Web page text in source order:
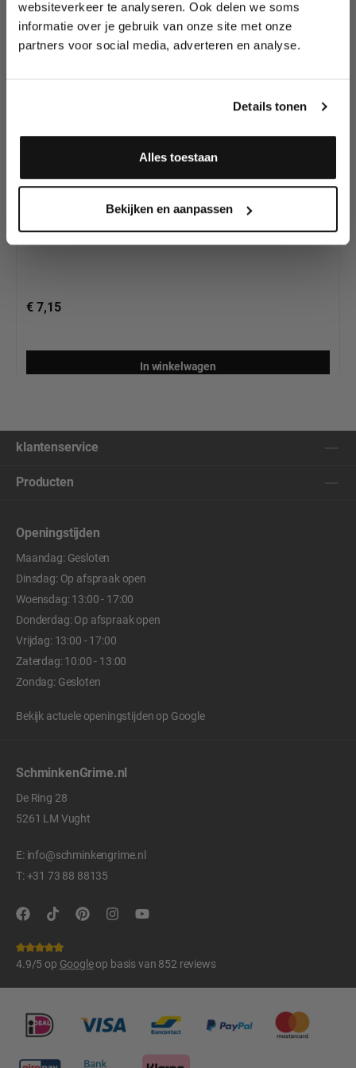
websiteverkeer te analyseren. Ook delen we soms
informatie over je gebruik van onze site met onze
partners voor social media, adverteren en analyse.
Details tonen
Alles toestaan
Bekijken en aanpassen
ontdekt?
Diamond FX Neon Purple (30gr) | Waterschmink
€ 7,15
In winkelwagen
klantenservice
Producten
Openingstijden
Maandag: Gesloten
Dinsdag: Op afspraak open
Woensdag: 13:00 - 17:00
Donderdag: Op afspraak open
Vrijdag: 13:00 - 17:00
Zaterdag: 10:00 - 13:00
Zondag: Gesloten
Bekijk actuele openingstijden op Google
SchminkenGrime.nl
De Ring 28
5261 LM Vught
E: info@schminkengrime.nl
T:+31 73 88 88135
4.9/5 op Googleop basis van 852 reviews
wedstrijden en meer.
Meld je aan en ontvang direct
Ja, ik meld me aan